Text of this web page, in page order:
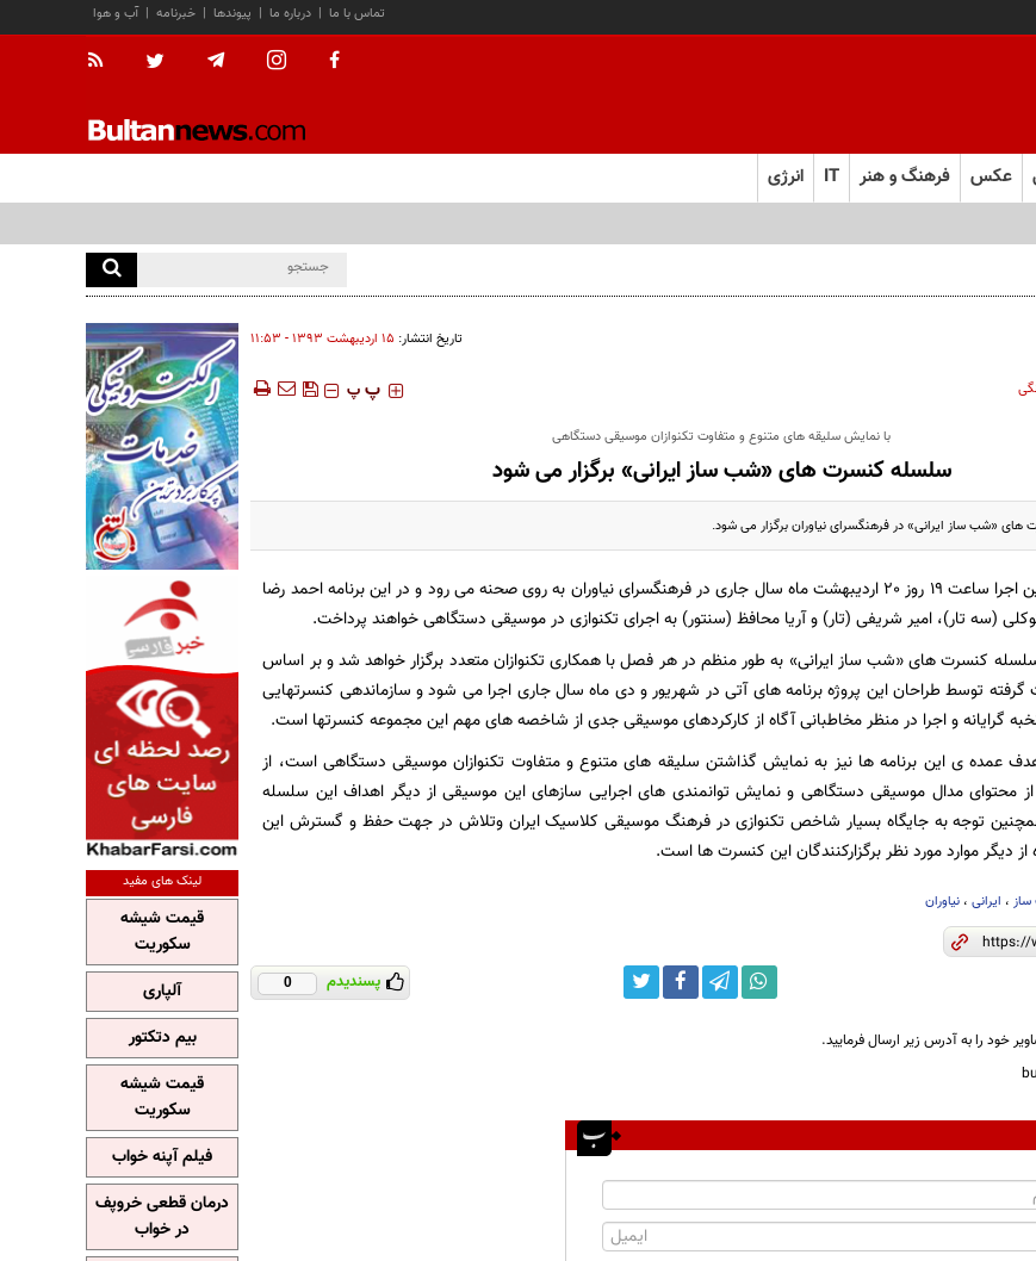
آب و هوا | خبرنامه | پیوندها | درباره ما | تماس با ما
عکس فرهنگ و هنر IT انرژی
چند ماه به چند هفته کاهش می‌دهد
تاریخ انتشار: ۱۵ ارديبهشت ۱۳۹۳ - ۱۱:۵۳
‍‍‍ پ پ
با نمایش سلیقه های متنوع و متفاوت تکنوازان موسیقی دستگاهی
سلسله کنسرت های «شب ساز ایرانی» برگزار می شود
های «شب ساز ایرانی» در فرهنگسرای نیاوران برگزار می شود.
- این اجرا ساعت 19 روز 20 اردیبهشت ماه سال جاری در فرهنگسرای نیاوران به روی صحنه می رود و در این برنامه احمد رضا
(سه تار)، امیر شریفی (تار) و آریا محافظ (سنتور) به اجرای تکنوازی در موسیقی دستگاهی خواهند پرداخت.
کنسرت های «شب ساز ایرانی» به طور منظم در هر فصل با همکاری تکنوازان متعدد برگزار خواهد شد و بر اساس
گرفته توسط طراحان این پروژه برنامه های آتی در شهریور و دی ماه سال جاری اجرا می شود و سازماندهی کنسرتهایی
گرایانه و اجرا در منظر مخاطبانی آگاه از کارکردهای موسیقی جدی از شاخصه های مهم این مجموعه کنسرتها است.
عمده ی این برنامه ها نیز به نمایش گذاشتن سلیقه های متنوع و متفاوت تکنوازان موسیقی دستگاهی است، از
محتوای مدال موسیقی دستگاهی و نمایش توانمندی های اجرایی سازهای این موسیقی از دیگر اهداف این سلسله
توجه به جایگاه بسیار شاخص تکنوازی در فرهنگ موسیقی کلاسیک ایران وتلاش در جهت حفظ و گسترش این
دیگر موارد مورد نظر برگزارکنندگان این کنسرت ها است.
، ایرانی، نیاوران
پسندیدم 0
خود را به آدرس زیر ارسال فرمایید.
لینک های مفید
قیمت شیشه
سکوریت
آلپاری
بیم دتکتور
قیمت شیشه
سکوریت
فیلم آپنه خواب
درمان قطعی خروپف
در خواب